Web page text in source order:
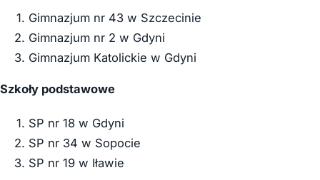
Gimnazjum nr 43 w Szczecinie
Gimnazjum nr 2 w Gdyni
Gimnazjum Katolickie w Gdyni
Szkoły podstawowe
SP nr 18 w Gdyni
SP nr 34 w Sopocie
SP nr 19 w Iławie